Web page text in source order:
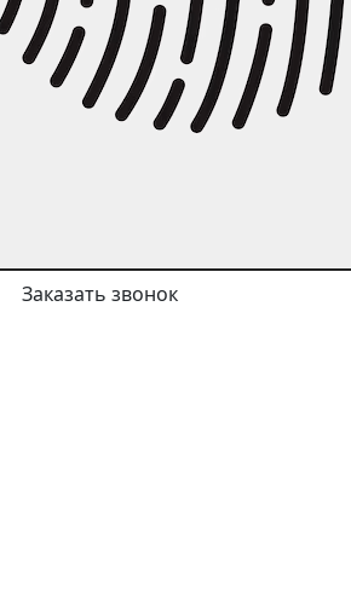
Заказать звонок